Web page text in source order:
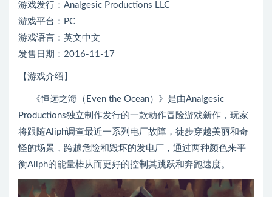
游戏发行：Analgesic Productions LLC
游戏平台：PC
游戏语言：英文中文
发售日期：2016-11-17
【游戏介绍】
《恒远之海（Even the Ocean）》是由Analgesic
Productions独立制作发行的一款动作冒险游戏新作，玩家
将跟随Aliph调查最近一系列电厂故障，徒步穿越美丽和奇
怪的场景，跨越危险和毁坏的发电厂，通过两种颜色来平
衡Aliph的能量棒从而更好的控制其跳跃和奔跑速度。